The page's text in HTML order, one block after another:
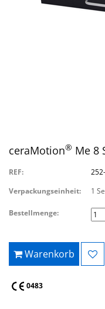
ceraMotion® Me 8
REF:
Verpackungseinheit:
1
Bestellmenge:
Warenkorb
0483